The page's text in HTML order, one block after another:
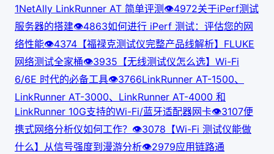
1NetAlly LinkRunner AT 简单评测 👁4972关于iPerf测试
服务器的搭建👁4863如何进行 iPerf 测试：评估您的网
络性能👁4374 【福禄克测试仪完整产品线解析】FLUKE
网络测试全家桶👁3935 【无线测试仪怎么选】Wi-Fi
6/6E 时代的必备工具👁3766LinkRunner AT-1500、
LinkRunner AT-3000、LinkRunner AT-4000 和
LinkRunner 10G支持的Wi-Fi/蓝牙适配器网卡👁3107便
携式网络分析仪如何工作？ 👁3078 【Wi-Fi 测试仪能做
什么】从信号强度到漫游分析👁2979应用链路通